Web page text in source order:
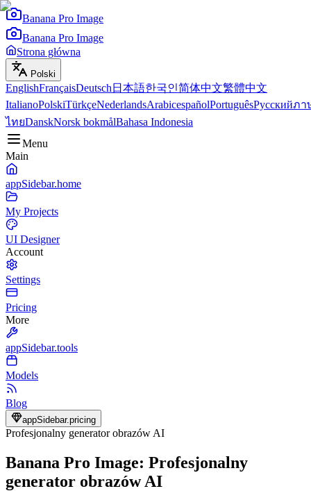
Banana Pro Image
Banana Pro Image
Strona główna
Polski
EnglishFrançaisDeutsch 日本語한국인简体中文繁體中文
ItalianoPolskiTürkçeNederlandsArabicespañolPortuguêsРусскийภา
ไทยDanskNorsk bokmålBahasa Indonesia
Menu
Main
appSidebar.home
My Projects
UI Designer
Account
Settings
Pricing
More
appSidebar.tools
Models
Blog
appSidebar.pricing
Profesjonalny generator obrazów AI
Banana Pro Image: Profesjonalny
generator obrazów AI